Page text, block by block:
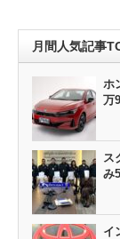
月間人気記事
ホ
万
ス
み
イ